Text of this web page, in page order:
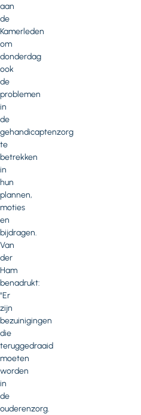
aan
de
Kamerleden
om
donderdag
ook
de
problemen
in
de
gehandicaptenzorg
te
betrekken
in
hun
plannen,
moties
en
bijdragen.
Van
der
Ham
benadrukt:
"Er
zijn
bezuinigingen
die
teruggedraaid
moeten
worden
in
de
ouderenzorg.